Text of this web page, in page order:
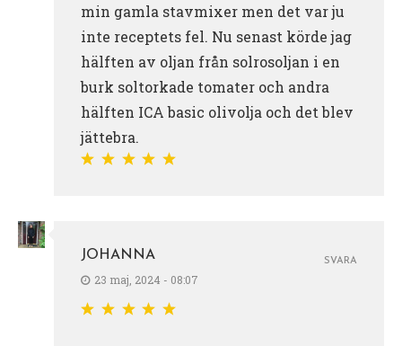
min gamla stavmixer men det var ju
inte receptets fel. Nu senast körde jag
hälften av oljan från solrosoljan i en
burk soltorkade tomater och andra
hälften ICA basic olivolja och det blev
jättebra.
JOHANNA
23 maj, 2024 - 08:07
SVARA